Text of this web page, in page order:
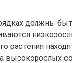
должны
растения
высокорослых